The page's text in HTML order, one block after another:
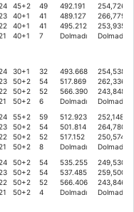
45+2
40+1
40+1
40+1
49
41
41
7
492.191
489.127
495.212
Dolmadı
254,72632
266,77933
253,93591
Dolmadı
30+1
50+2
50+2
50+2
32
54
52
6
493.668
517.869
566.390
Dolmadı
254,53885
262,33667
243,84806
Dolmadı
55+2
50+2
50+2
50+2
59
54
52
8
512.923
501.814
517.152
Dolmadı
252,14804
264,78093
250,57478
Dolmadı
50+2
50+2
50+2
50+2
54
54
52
4
535.255
537.485
566.406
Dolmadı
249,53081
259,50083
243,84650
Dolmadı